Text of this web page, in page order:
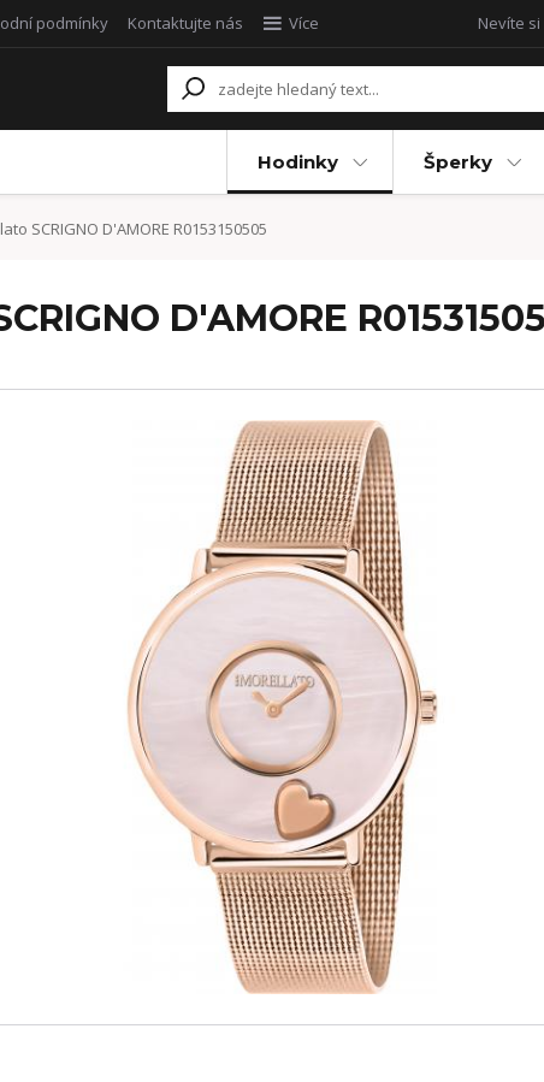
podmínky Kontaktujte nás Více Nevíte
Hodinky Šperky
SCRIGNO D'AMORE R0153150505
D'AMORE